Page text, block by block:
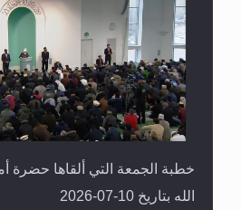
خطبة الجمعة التي ألقاها حضرة
الله بتاريخ 10-07-2026